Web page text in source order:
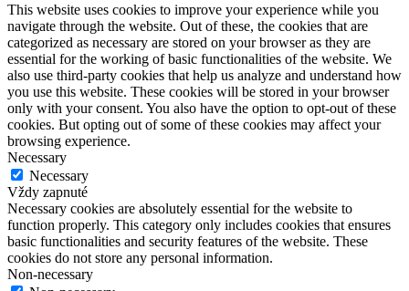
This website uses cookies to improve your experience while you
navigate through the website. Out of these, the cookies that are
categorized as necessary are stored on your browser as they are
essential for the working of basic functionalities of the website. We
also use third-party cookies that help us analyze and understand how
you use this website. These cookies will be stored in your browser
only with your consent. You also have the option to opt-out of these
cookies. But opting out of some of these cookies may affect your
browsing experience.
Necessary
Necessary
Vždy zapnuté
Necessary cookies are absolutely essential for the website to
function properly. This category only includes cookies that ensures
basic functionalities and security features of the website. These
cookies do not store any personal information.
Non-necessary